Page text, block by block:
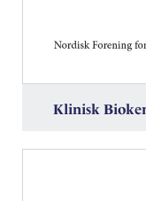
Klinisk